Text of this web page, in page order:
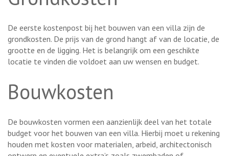
De eerste kostenpost bij het bouwen van een villa zijn de
grondkosten. De prijs van de grond hangt af van de locatie, de
grootte en de ligging. Het is belangrijk om een geschikte
locatie te vinden die voldoet aan uw wensen en budget.
Bouwkosten
De bouwkosten vormen een aanzienlijk deel van het totale
budget voor het bouwen van een villa. Hierbij moet u rekening
houden met kosten voor materialen, arbeid, architectonisch